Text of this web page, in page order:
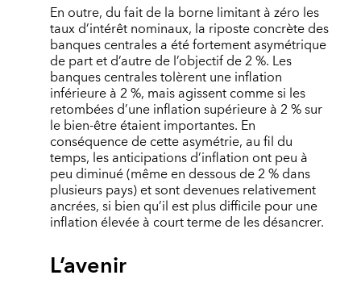
En outre, du fait de la borne limitant à zéro les
taux d’intérêt nominaux, la riposte concrète des
banques centrales a été fortement asymétrique
de part et d’autre de l’objectif de 2 %. Les
banques centrales tolèrent une inflation
inférieure à 2 %, mais agissent comme si les
retombées d’une inflation supérieure à 2 % sur
le bien-être étaient importantes. En
conséquence de cette asymétrie, au fil du
temps, les anticipations d’inflation ont peu à
peu diminué (même en dessous de 2 % dans
plusieurs pays) et sont devenues relativement
ancrées, si bien qu’il est plus difficile pour une
inflation élevée à court terme de les désancrer.
L’avenir